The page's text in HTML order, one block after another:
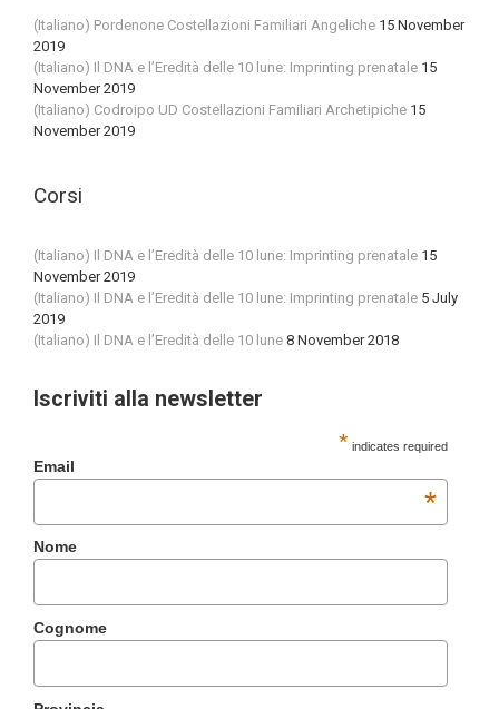
(Italiano) Pordenone Costellazioni Familiari Angeliche 15 November
2019
(Italiano) Il DNA e l’Eredità delle 10 lune: Imprinting prenatale 15
November 2019
(Italiano) Codroipo UD Costellazioni Familiari Archetipiche 15
November 2019
Corsi
(Italiano) Il DNA e l’Eredità delle 10 lune: Imprinting prenatale 15
November 2019
(Italiano) Il DNA e l’Eredità delle 10 lune: Imprinting prenatale 5 July
2019
(Italiano) Il DNA e l’Eredità delle 10 lune 8 November 2018
Iscriviti alla newsletter
* indicates required
Email
*
Nome
Cognome